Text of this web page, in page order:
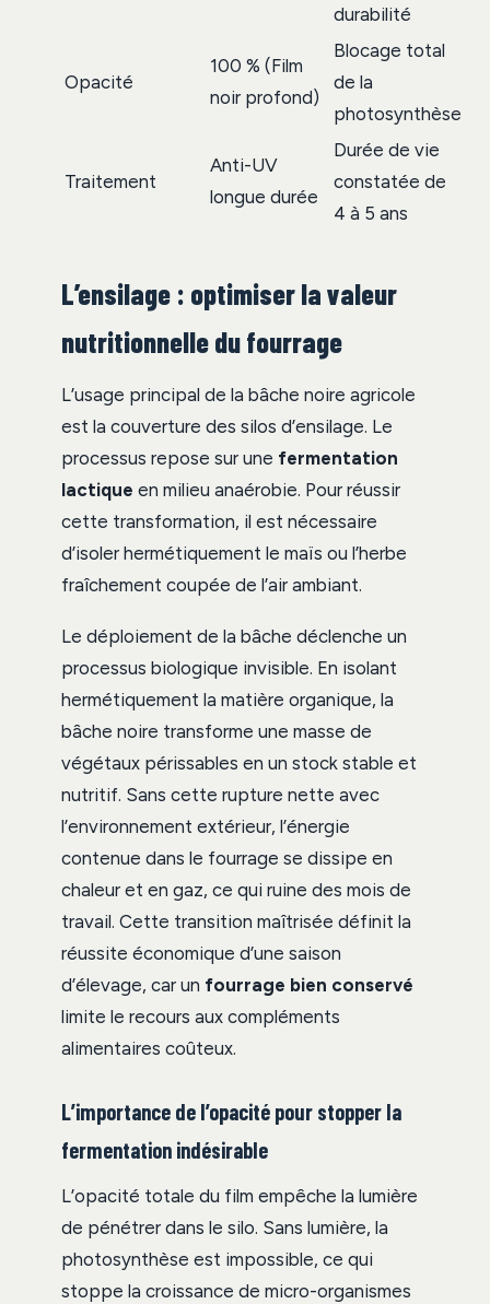
durabilité
Opacité
100 % (Film
noir profond)
Blocage total
de la
photosynthèse
Traitement
Anti-UV
longue durée
Durée de vie
constatée de
4 à 5 ans
L’ensilage : optimiser la valeur
nutritionnelle du fourrage
L’usage principal de la bâche noire agricole
est la couverture des silos d’ensilage. Le
processus repose sur une fermentation
lactique en milieu anaérobie. Pour réussir
cette transformation, il est nécessaire
d’isoler hermétiquement le maïs ou l’herbe
fraîchement coupée de l’air ambiant.
Le déploiement de la bâche déclenche un
processus biologique invisible. En isolant
hermétiquement la matière organique, la
bâche noire transforme une masse de
végétaux périssables en un stock stable et
nutritif. Sans cette rupture nette avec
l’environnement extérieur, l’énergie
contenue dans le fourrage se dissipe en
chaleur et en gaz, ce qui ruine des mois de
travail. Cette transition maîtrisée définit la
réussite économique d’une saison
d’élevage, car un fourrage bien conservé
limite le recours aux compléments
alimentaires coûteux.
L’importance de l’opacité pour stopper la
fermentation indésirable
L’opacité totale du film empêche la lumière
de pénétrer dans le silo. Sans lumière, la
photosynthèse est impossible, ce qui
stoppe la croissance de micro-organismes